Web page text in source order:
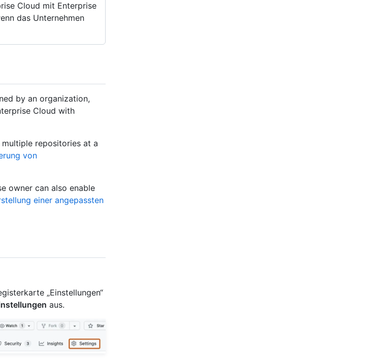
Cloud mit Enterprise
das Unternehmen
by an organization,
Cloud with
repositories at a
von
owner can also enable
einer angepassten
„Einstellungen“
aus.